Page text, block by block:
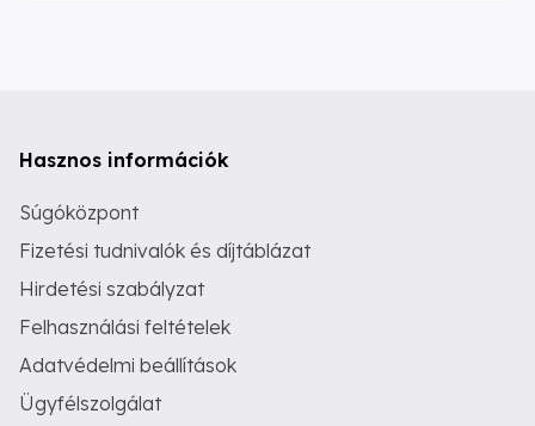
Hasznos információk
Súgóközpont
Fizetési tudnivalók és díjtáblázat
Hirdetési szabályzat
Felhasználási feltételek
Adatvédelmi beállítások
Ügyfélszolgálat